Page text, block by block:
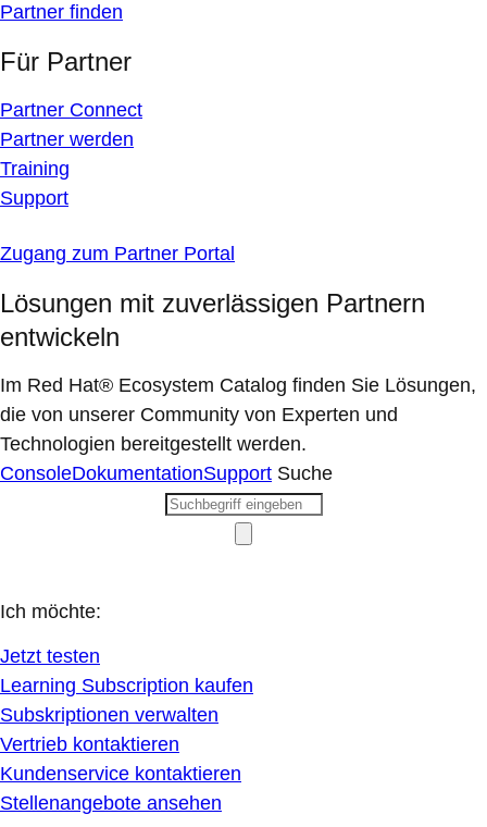
Partner finden
Für Partner
Partner Connect
Partner werden
Training
Support
Zugang zum Partner Portal
Lösungen mit zuverlässigen Partnern
entwickeln
Im Red Hat® Ecosystem Catalog finden Sie Lösungen,
die von unserer Community von Experten und
Technologien bereitgestellt werden.
ConsoleDokumentationSupport Suche
Ich möchte:
Jetzt testen
Learning Subscription kaufen
Subskriptionen verwalten
Vertrieb kontaktieren
Kundenservice kontaktieren
Stellenangebote ansehen